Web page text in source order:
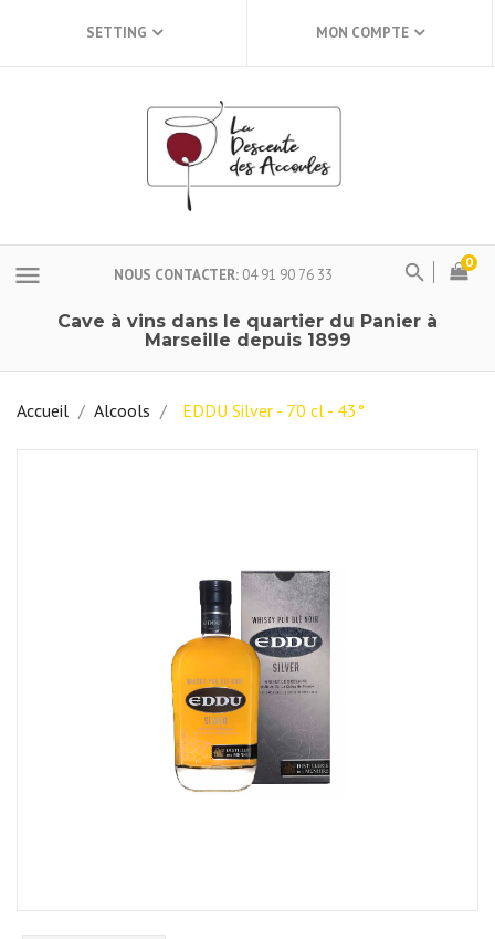
SETTING MON COMPTE
menu NOUS CONTACTER 04 91 90 76 33
0
Cave à vins dans le quartier du Panier à
Marseille depuis 1899
Accueil Alcools EDDU Silver - 70 cl - 43°